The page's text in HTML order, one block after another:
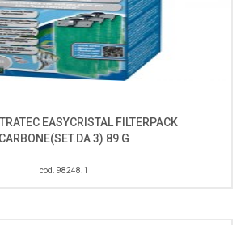
EASYCRISTAL FILTERPACK
CARBONE(SET.DA 3) 89 G
cod. 98248.1